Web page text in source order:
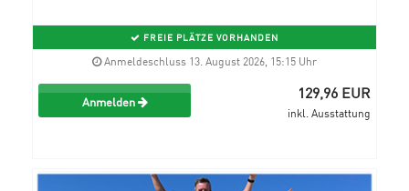
FREIE PLÄTZE VORHANDEN
Anmeldeschluss 13. August 2026, 15:15 Uhr
Anmelden 129,96 EUR
inkl. Ausstattung